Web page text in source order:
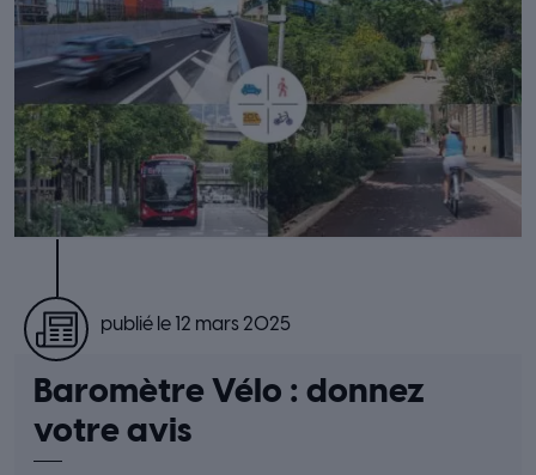
publié le 12 mars 2025
Baromètre Vélo : donnez
votre avis